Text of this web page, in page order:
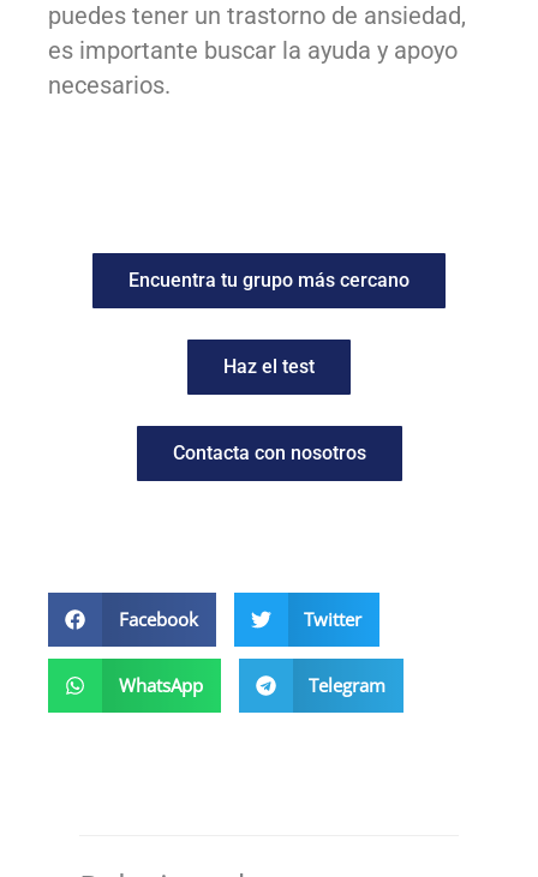
puedes tener un trastorno de ansiedad,
es importante buscar la ayuda y apoyo
necesarios.
Encuentra tu grupo más cercano
Haz el test
Contacta con nosotros
Facebook Twitter
WhatsApp Telegram